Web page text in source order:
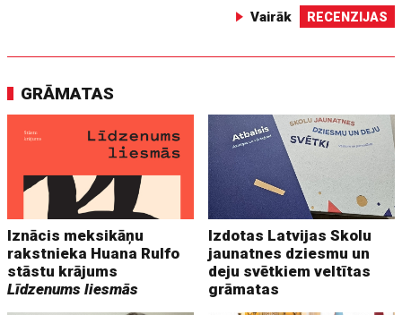
Vairāk RECENZIJAS
GRĀMATAS
Iznācis meksikāņu
rakstnieka Huana Rulfo
stāstu krājums
Līdzenums liesmās
Izdotas Latvijas Skolu
jaunatnes dziesmu un
deju svētkiem veltītas
grāmatas